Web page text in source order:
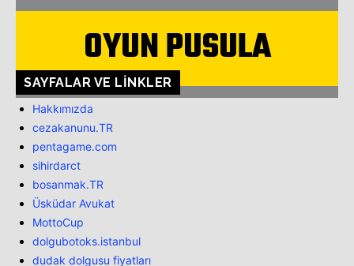
OYUN PUSULA
SAYFALAR VE LINKLER
Hakkımızda
cezakanunu.TR
pentagame.com
sihirdarct
bosanmak.TR
Üsküdar Avukat
MottoCup
dolgubotoks.istanbul
dudak dolgusu fiyatları